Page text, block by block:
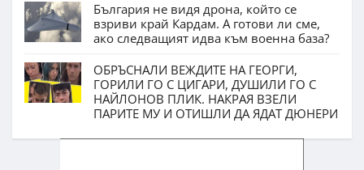
България не видя дрона, който се
взриви край Кардам. А готови ли сме,
ако следващият идва към военна база?
ОБРЪСНАЛИ ВЕЖДИТЕ НА ГЕОРГИ,
ГОРИЛИ ГО С ЦИГАРИ, ДУШИЛИ ГО С
НАЙЛОНОВ ПЛИК. НАКРАЯ ВЗЕЛИ
ПАРИТЕ МУ И ОТИШЛИ ДА ЯДАТ ДЮНЕРИ